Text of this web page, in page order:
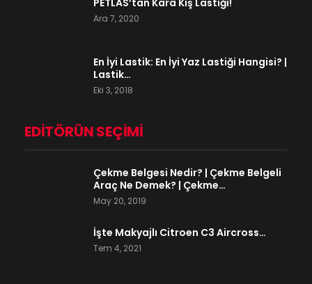
Ara 7, 2020
En İyi Lastik: En İyi Yaz Lastiği Hangisi? |
Lastik…
Eki 3, 2018
EDITÖRÜN SEÇIMI
Çekme Belgesi Nedir? | Çekme Belgeli
Araç Ne Demek? | Çekme…
May 20, 2019
İşte Makyajlı Citroen C3 Aircross…
Tem 4, 2021